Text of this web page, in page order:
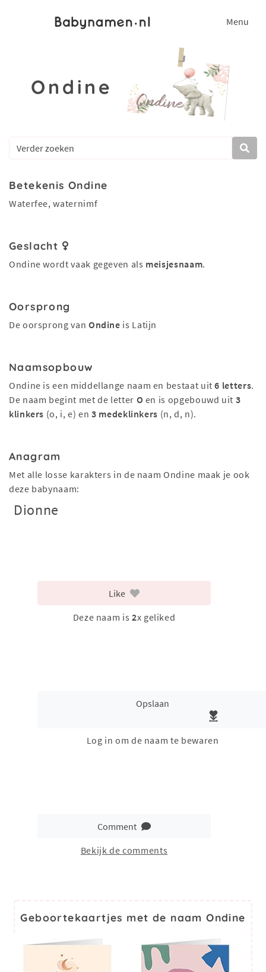
Menu
Ondine
Betekenis Ondine
Waterfee, waternimf
Geslacht
Ondine wordt vaak gegeven als meisjesnaam.
Oorsprong
De oorsprong van Ondine is Latijn
Naamsopbouw
Ondine is een middellange naam en bestaat uit6 letters.
De naam begint met de letter O en is opgebouwd uit 3
klinkers (o, i, e) en3 medeklinkers (n, d, n).
Anagram
Met alle losse karakters in de naam Ondine maak je ook
deze babynaam:
Dionne
Like
Deze naam is 2x geliked
Opslaan
Log in om de naam te bewaren
Comment
Bekijk de comments
Geboortekaartjes met de naam Ondine